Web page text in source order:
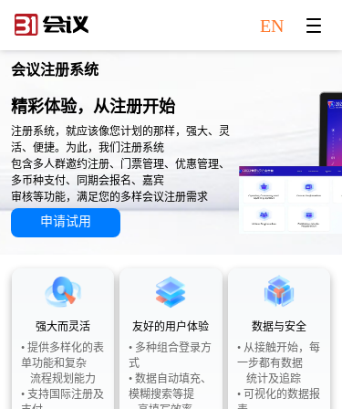
EN
会议注册系统
精彩体验，从注册开始
注册系统，就应该像您计划的那样，强大、灵
活、便捷。为此，我们注册系统
包含多人群邀约注册、门票管理、优惠管理、
多币种支付、同期会报名、嘉宾
审核等功能，满足您的多样会议注册需求
申请试用
强大而灵活
• 提供多样化的表
单功能和复杂
流程规划能力
• 支持国际注册及
友好的用户体验
• 多种组合登录方
式
• 数据自动填充、
模糊搜索等提
数据与安全
• 从接触开始，每
一步都有数据
统计及追踪
• 可视化的数据报